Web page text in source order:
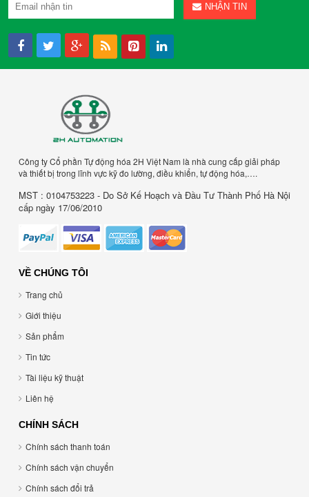
NHẬN TIN
Công ty Cổ phần Tự động hóa 2H Việt Nam là nhà cung cấp giải pháp
và thiết bị trong lĩnh vực kỹ đo lường, điều khiển, tự động hóa,….
MST : 0104753223 - Do Sở Kế Hoạch và Đầu Tư Thành Phố Hà Nội
cấp ngày 17/06/2010
VỀ CHÚNG TÔI
Trang chủ
Giới thiệu
Sản phẩm
Tin tức
Tài liệu kỹ thuật
Liên hệ
CHÍNH SÁCH
Chính sách thanh toán
Chính sách vận chuyển
Chính sách đổi trả